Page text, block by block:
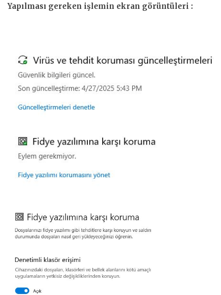
Yapılması gereken işlemin ekran görüntüleri :